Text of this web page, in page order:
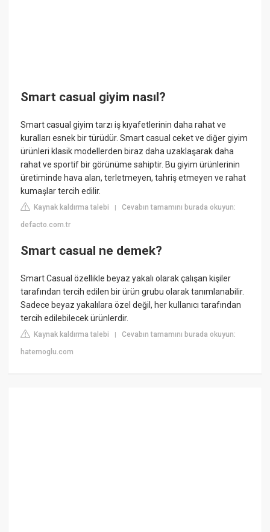
Smart casual giyim nasıl?
Smart casual giyim tarzı iş kıyafetlerinin daha rahat ve
kuralları esnek bir türüdür. Smart casual ceket ve diğer giyim
ürünleri klasik modellerden biraz daha uzaklaşarak daha
rahat ve sportif bir görünüme sahiptir. Bu giyim ürünlerinin
üretiminde hava alan, terletmeyen, tahriş etmeyen ve rahat
kumaşlar tercih edilir.
Kaynak kaldırma talebi |Cevabın tamamını burada okuyun:
defacto.com.tr
Smart casual ne demek?
Smart Casual özellikle beyaz yakalı olarak çalışan kişiler
tarafından tercih edilen bir ürün grubu olarak tanımlanabilir.
Sadece beyaz yakalılara özel değil, her kullanıcı tarafından
tercih edilebilecek ürünlerdir.
Kaynak kaldırma talebi |Cevabın tamamını burada okuyun:
hatemoglu.com